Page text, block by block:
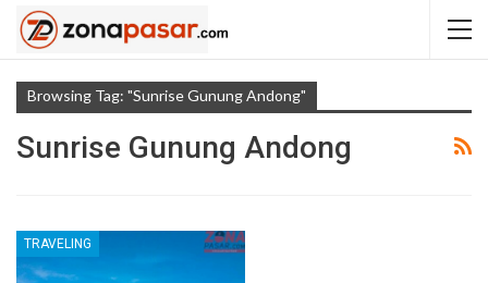
Browsing Tag: "Sunrise Gunung Andong"
Sunrise Gunung Andong
TRAVELING